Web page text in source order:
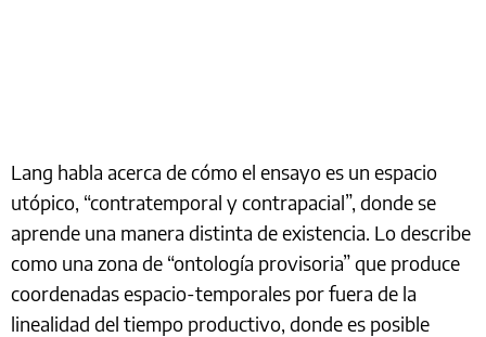
Lang habla acerca de cómo el ensayo es un espacio
utópico, “contratemporal y contrapacial”, donde se
aprende una manera distinta de existencia. Lo describe
como una zona de “ontología provisoria” que produce
coordenadas espacio-temporales por fuera de la
linealidad del tiempo productivo, donde es posible